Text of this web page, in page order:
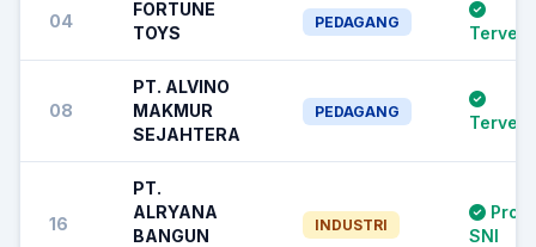
04
FORTUNE
TOYS
PEDAGANG
08
PT. ALVINO
MAKMUR
SEJAHTERA
PEDAGANG
16
PT.
ALRYANA
BANGUN
INDUSTRI
SNI